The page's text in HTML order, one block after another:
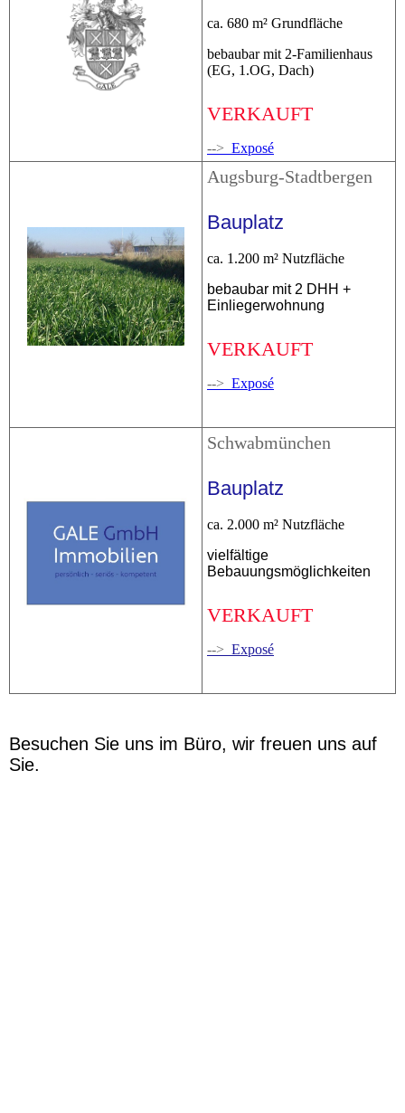
ca. 680 m² Grundfläche
bebaubar mit 2-Familienhaus
(EG, 1.OG, Dach)
VERKAUFT
--> Exposé
Augsburg-Stadtbergen
Bauplatz
ca. 1.200 m² Nutzfläche
bebaubar mit 2 DHH +
Einliegerwohnung
VERKAUFT
--> Exposé
Schwabmünchen
Bauplatz
ca. 2.000 m² Nutzfläche
vielfältige
Bebauungsmöglichkeiten
VERKAUFT
--> Exposé
Besuchen Sie uns im Büro, wir freuen uns auf
Sie.